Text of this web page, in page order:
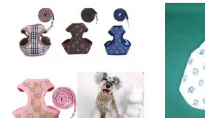
小型ペット用 犬服 日よけ服
コットン製 柔らかい S~2XL